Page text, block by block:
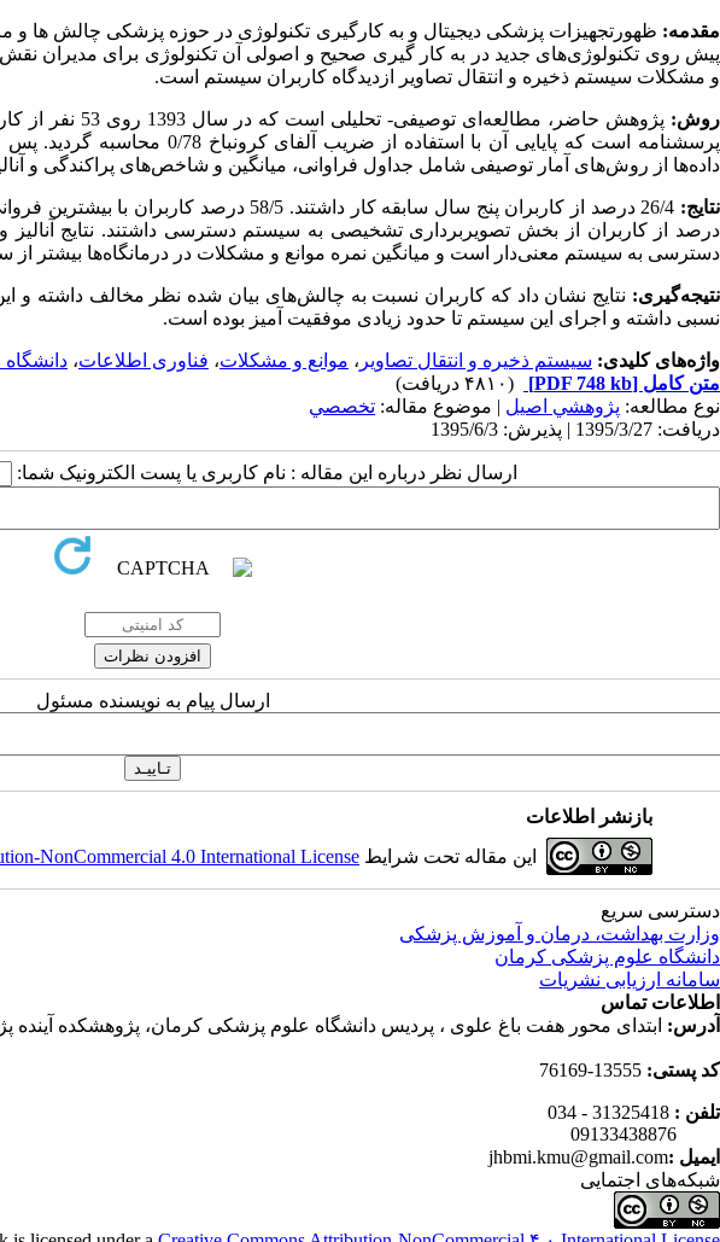
مقدمه: ظهورتجهیزات پزشکی دیجیتال و به کارگیری تکنولوژی در حوزه پزشکی چالش ها و
پیش روی تکنولوژی‌های جدید در به کار گیری صحیح و اصولی آن تکنولوژی برای مدیران
و مشکلات سیستم ذخیره و انتقال تصاویر ازدیدگاه کاربران سیستم است.
روش: پژوهش حاضر، مطالعه‌ای توصیفی- تحلیلی است که در سال 1393 روی 53 نفر از کاربران سیستم
پرسشنامه است که پایایی آن با استفاده از ضریب آلفای کرونباخ 0/78 محاسبه گردید. پس از ثبت داده‌ها در
داده‌ها از روش‌های آمار توصیفی شامل جداول فراوانی، ‌میانگین و شاخص‌های پراکندگی و
نتایج:
درصد از کاربران از بخش تصویربرداری تشخیصی به سیستم دسترسی داشتند. نتایج آنالیز
دسترسی به سیستم معنی‌دار است و میانگین نمره موانع و مشکلات در درمانگاه‌ها بیشتر از
نتیجه‌گیری: نتایج نشان داد که کاربران نسبت به چالش‌های بیان شده نظر مخالف داشته و
نسبی داشته و اجرای این سیستم تا حدود زیادی موفقیت آمیز بوده است.
واژه‌های کلیدی: سیستم ذخیره و انتقال تصاویر ، موانع و مشکلات، فناوری اطلاعات،
متن کامل [PDF 748 kb]
(۴۸۱۰ دریافت)
نوع مطالعه: پژوهشي اصیل | موضوع مقاله: تخصصي
دریافت: 1395/3/27 | پذیرش: 1395/6/3
ارسال نظر درباره این مقاله : نام کاربری یا پست الکترونیک شما:
ارسال پیام به نویسنده مسئول
بازنشر اطلاعات
این مقاله تحت شرایط NonCommercial 4.0 International License
دسترسی سریع
وزارت بهداشت، درمان و آموزش پزشکی
دانشگاه علوم پزشکی کرمان
سامانه ارزیابی نشریات
اطلاعات تماس
آدرس: ابتدای محور هفت باغ علوی ، پردیس دانشگاه علوم پزشکی کرمان، پژوهشکده آینده
کد پستی:
تلفن : 31325418 - 034
ایمیل :jhbmi.kmu@gmail.com
شبکه‌های اجتمایی